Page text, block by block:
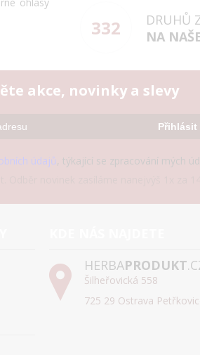
332
DRUHŮ
NA
akce, novinky a slevy
Přihlásit
údajů, týkající se zpracování mých
HERBAPRODUKT
Šilheřovická 558
725 29 Ostrava